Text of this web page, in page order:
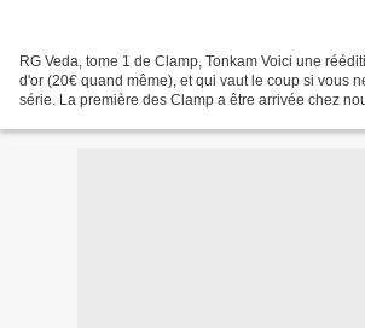
RG Veda, tome 1 de Clamp, Tonkam Voici une
d'or (20€ quand même), et qui vaut le coup si vous
série. La première des Clamp a être arrivée chez